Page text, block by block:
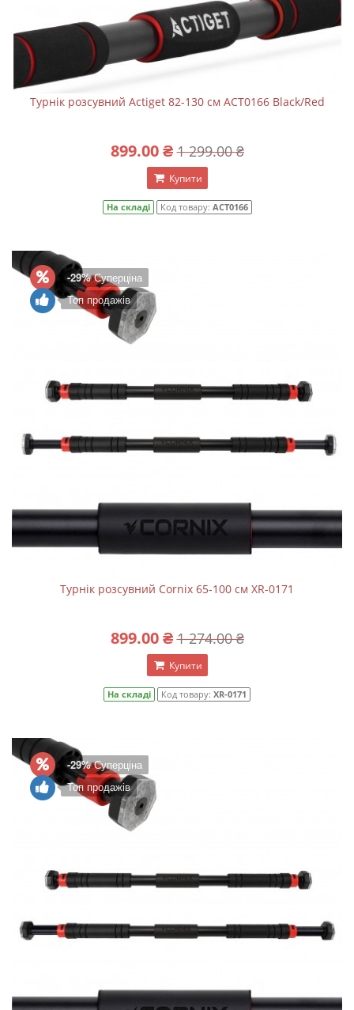
Турнік розсувний Actiget 82-130 см ACT0166 Black/Red
899.00 ₴ 1 299.00 ₴
Купити
На складі Код товару: ACT0166
-29%Суперціна
Топ продажів
Турнік розсувний Cornix 65-100 см XR-0171
899.00 ₴ 1 274.00 ₴
Купити
На складі Код товару: XR-0171
-29%Суперціна
Топ продажів